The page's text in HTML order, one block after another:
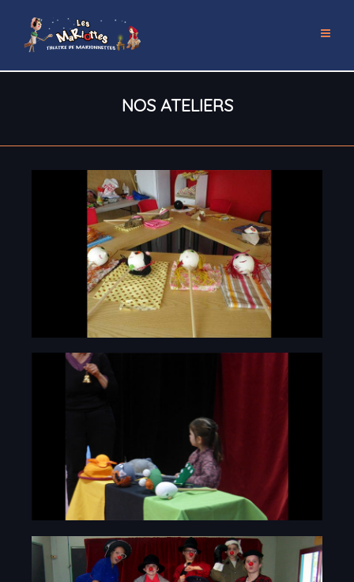
NOS ATELIERS